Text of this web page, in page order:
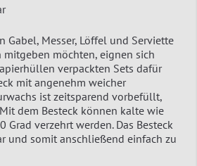
Gabel, Messer, Löffel und Serviette
mitgeben möchten, eignen sich
verpackten Sets dafür
mit angenehm weicher
ist zeitsparend vorbefüllt,
dem Besteck können kalte wie
Grad verzehrt werden. Das Besteck
und somit anschließend einfach zu